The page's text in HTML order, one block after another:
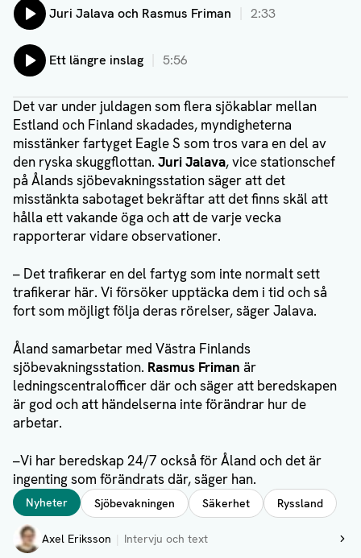
Lyssna på:
Juri Jalava och Rasmus Friman 2:33
Lyssna på:
Ett längre inslag 5:56
Det var under juldagen som flera sjökablar mellan
Estland och Finland skadades, myndigheterna
misstänker fartyget Eagle S som tros vara en del av
den ryska skuggflottan. Juri Jalava, vice stationschef
på Ålands sjöbevakningsstation säger att det
misstänkta sabotaget bekräftar att det finns skäl att
hålla ett vakande öga och att de varje vecka
rapporterar vidare observationer.
– Det trafikerar en del fartyg som inte normalt sett
trafikerar här. Vi försöker upptäcka dem i tid och så
fort som möjligt följa deras rörelser, säger Jalava.
Åland samarbetar med Västra Finlands
sjöbevakningsstation. Rasmus Friman är
ledningscentralofficer där och säger att beredskapen
är god och att händelserna inte förändrar hur de
arbetar.
–Vi har beredskap 24/7 också för Åland och det är
ingenting som förändrats där, säger han.
Taggar
Nyheter Sjöbevakningen Säkerhet Ryssland
Författare
Axel Eriksson Intervju och text
Visa profil